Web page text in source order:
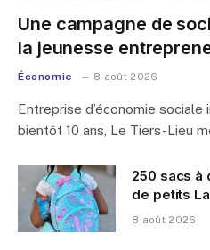
Une campagne de
la jeunesse
Économie 8 août 2026
Entreprise d’économie
bientôt 10 ans, Le Tiers-Lieu
250 sacs à
de petits
8 août 2026